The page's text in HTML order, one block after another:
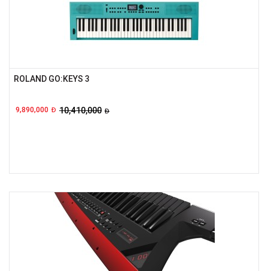
ROLAND GO:KEYS 3
9,890,000 Đ 10,410,000 Đ